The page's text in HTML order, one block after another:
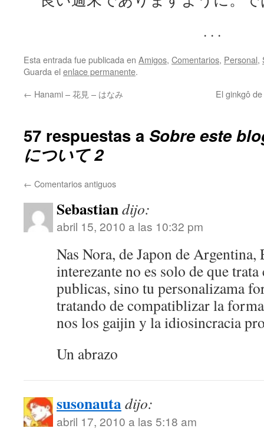
. . .
Esta entrada fue publicada en Amigos, Comentarios, Personal,
Guarda el enlace permanente.
← Hanami – 花見 – はなみ El ginkgô
57 respuestas a Sobre este
について 2
← Comentarios antiguos
Sebastiandijo:
abril 15, 2010 a las 10:32 pm
Nas Nora, de Japon de Argentina,
interezante no es solo de que
publicas, sino tu personalizama
tratando de compatiblizar la
nos los gaijin y la idiosincracia
Un abrazo
susonautadijo:
abril 17, 2010 a las 5:18 am